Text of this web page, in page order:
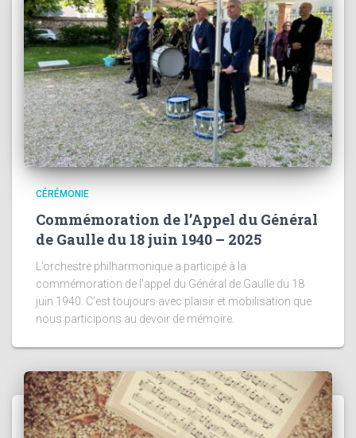
CÉRÉMONIE
Commémoration de l’Appel du Général
de Gaulle du 18 juin 1940 – 2025
L’orchestre philharmonique a participé à la
commémoration de l’appel du Général de Gaulle du 18
juin 1940. C’est toujours avec plaisir et mobilisation que
nous participons au devoir de mémoire.